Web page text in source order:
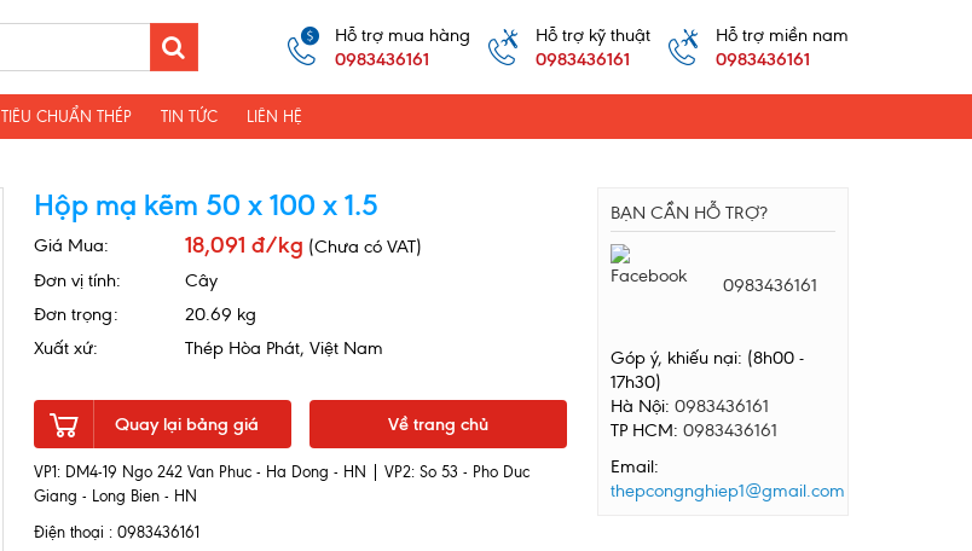
Hỗ trợ mua hàng
0983436161
Hỗ trợ kỹ thuật
0983436161
Hỗ trợ miền nam
0983436161
TIÊU CHUẨN THÉP TIN TỨC LIÊN HỆ
Hộp mạ kẽm 50 x 100 x 1.5
Giá Mua: 18,091 đ/kg (Chưa có VAT)
Đơn vị tính:
Cây
Đơn trọng:
20.69 kg
Xuất xứ:
Thép Hòa Phát, Việt Nam
Quay lại bảng giá Về trang chủ
VP1: DM4-19 Ngo 242 Van Phuc - Ha Dong - HN | VP2: So 53 - Pho Duc
Giang - Long Bien - HN
Điện thoại : 0983436161
BẠN CẦN HỖ TRỢ?
0983436161
Góp ý, khiếu nại: (8h00 -
17h30)
Hà Nội: 0983436161
TP HCM: 0983436161
Email:
thepcongnghiep1@gmail.com